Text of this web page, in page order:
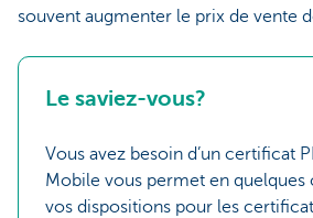
souvent augmenter le prix de vente
Le saviez-vous?
Vous avez besoin d’un certificat
Mobile vous permet en quelques
vos dispositions pour les